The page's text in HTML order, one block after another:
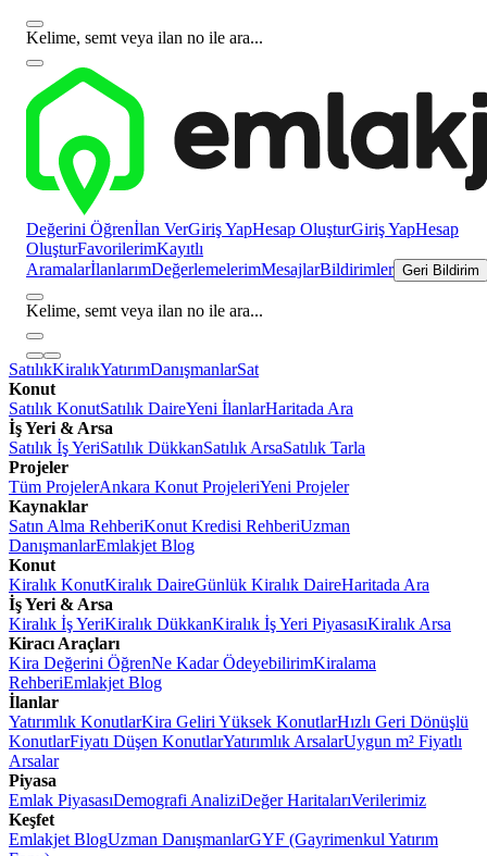
Kelime, semt veya ilan no ile ara...
Değerini Öğrenİlan VerGiriş YapHesap OluşturGiriş YapHesap
OluşturFavorilerimKayıtlı
AramalarİlanlarımDeğerlemelerimMesajlarBildirimler Geri Bildirim
Kelime, semt veya ilan no ile ara...
SatılıkKiralıkYatırımDanışmanlarSat
Konut
Satılık KonutSatılık DaireYeni İlanlarHaritada Ara
İş Yeri & Arsa
Satılık İş YeriSatılık DükkanSatılık ArsaSatılık Tarla
Projeler
Tüm ProjelerAnkara Konut ProjeleriYeni Projeler
Kaynaklar
Satın Alma RehberiKonut Kredisi RehberiUzman
DanışmanlarEmlakjet Blog
Konut
Kiralık KonutKiralık DaireGünlük Kiralık DaireHaritada Ara
İş Yeri & Arsa
Kiralık İş YeriKiralık DükkanKiralık İş Yeri PiyasasıKiralık Arsa
Kiracı Araçları
Kira Değerini ÖğrenNe Kadar ÖdeyebilirimKiralama
RehberiEmlakjet Blog
İlanlar
Yatırımlık KonutlarKira Geliri Yüksek KonutlarHızlı Geri Dönüşlü
KonutlarFiyatı Düşen KonutlarYatırımlık ArsalarUygun m² Fiyatlı
Arsalar
Piyasa
Emlak PiyasasıDemografi AnaliziDeğer HaritalarıVerilerimiz
Keşfet
Emlakjet BlogUzman DanışmanlarGYF (Gayrimenkul Yatırım